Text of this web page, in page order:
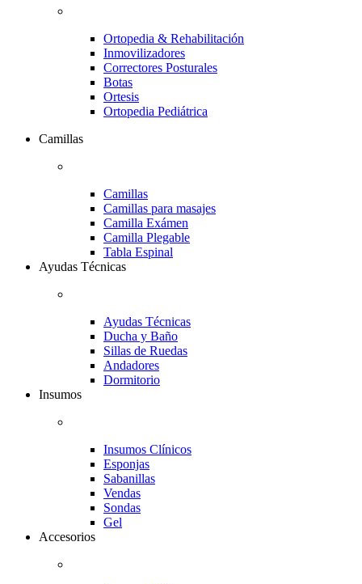
Ortopedia & Rehabilitación
Inmovilizadores
Correctores Posturales
Botas
Ortesis
Ortopedia Pediátrica
Camillas
Camillas
Camillas para masajes
Camilla Exámen
Camilla Plegable
Tabla Espinal
Ayudas Técnicas
Ayudas Técnicas
Ducha y Baño
Sillas de Ruedas
Andadores
Dormitorio
Insumos
Insumos Clínicos
Esponjas
Sabanillas
Vendas
Sondas
Gel
Accesorios